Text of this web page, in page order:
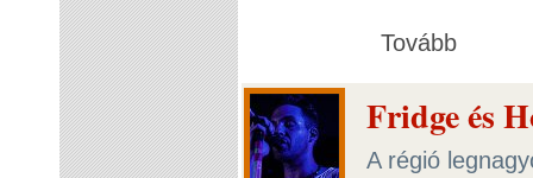
Tovább
Fridge és
A régió